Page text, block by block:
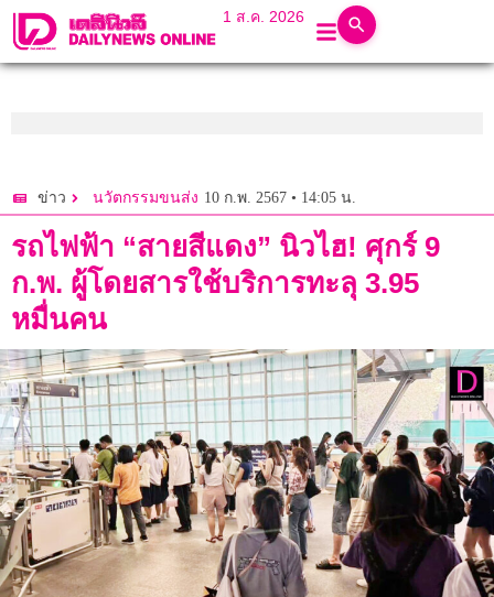
1 ส.ค. 2026
ข่าว นวัตกรรมขนส่ง 10 ก.พ. 2567 • 14:05 น.
รถไฟฟ้า “สายสีแดง” นิวไฮ! ศุกร์ 9
ก.พ. ผู้โดยสารใช้บริการทะลุ 3.95
หมื่นคน